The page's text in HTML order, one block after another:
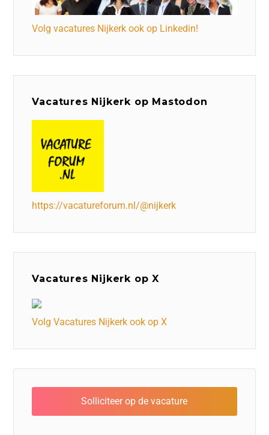
Volg vacatures Nijkerk ook op Linkedin!
Vacatures Nijkerk op Mastodon
https://vacatureforum.nl/@nijkerk
Vacatures Nijkerk op X
Volg Vacatures Nijkerk ook op X